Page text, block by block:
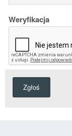
Weryfikacja
Zgłoś